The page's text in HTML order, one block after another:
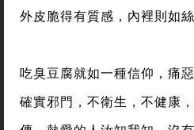
外皮脆得有質感，內裡則如絲
吃臭豆腐就如一種信仰，痛
確實邪門，不衛生，不健康